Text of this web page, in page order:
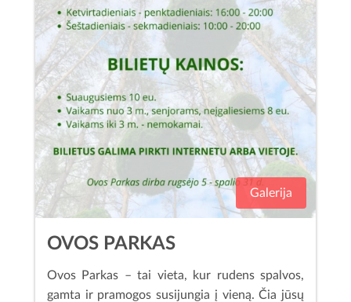
Galerija
OVOS PARKAS
Ovos Parkas – tai vieta, kur rudens spalvos,
gamta ir pramogos susijungia į vieną. Čia jūsų